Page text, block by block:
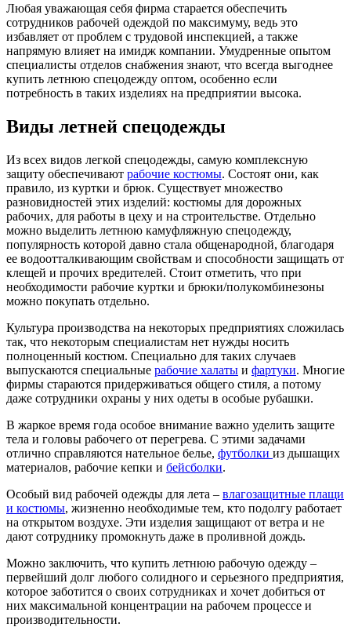
Любая уважающая себя фирма старается обеспечить
сотрудников рабочей одеждой по максимуму, ведь это
избавляет от проблем с трудовой инспекцией, а также
напрямую влияет на имидж компании. Умудренные опытом
специалисты отделов снабжения знают, что всегда выгоднее
купить летнюю спецодежду оптом, особенно если
потребность в таких изделиях на предприятии высока.
Виды летней спецодежды
Из всех видов легкой спецодежды, самую комплексную
защиту обеспечивают рабочие костюмы. Состоят они, как
правило, из куртки и брюк. Существует множество
разновидностей этих изделий: костюмы для дорожных
рабочих, для работы в цеху и на строительстве. Отдельно
можно выделить летнюю камуфляжную спецодежду,
популярность которой давно стала общенародной, благодаря
ее водоотталкивающим свойствам и способности защищать от
клещей и прочих вредителей. Стоит отметить, что при
необходимости рабочие куртки и брюки/полукомбинезоны
можно покупать отдельно.
Культура производства на некоторых предприятиях сложилась
так, что некоторым специалистам нет нужды носить
полноценный костюм. Специально для таких случаев
выпускаются специальные рабочие халаты и фартуки. Многие
фирмы стараются придерживаться общего стиля, а потому
даже сотрудники охраны у них одеты в особые рубашки.
В жаркое время года особое внимание важно уделить защите
тела и головы рабочего от перегрева. С этими задачами
отлично справляются нательное белье, футболки из дышащих
материалов, рабочие кепки и бейсболки.
Особый вид рабочей одежды для лета – влагозащитные плащи
и костюмы, жизненно необходимые тем, кто подолгу работает
на открытом воздухе. Эти изделия защищают от ветра и не
дают сотруднику промокнуть даже в проливной дождь.
Можно заключить, что купить летнюю рабочую одежду –
первейший долг любого солидного и серьезного предприятия,
которое заботится о своих сотрудниках и хочет добиться от
них максимальной концентрации на рабочем процессе и
производительности.